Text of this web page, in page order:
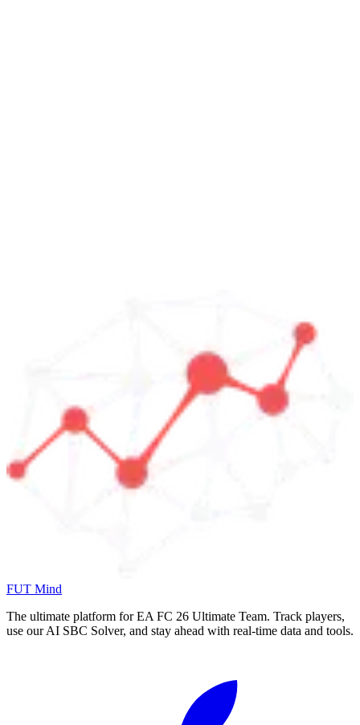
FUT Mind
The ultimate platform for EA FC 26 Ultimate Team. Track players,
use our AI SBC Solver, and stay ahead with real-time data and tools.